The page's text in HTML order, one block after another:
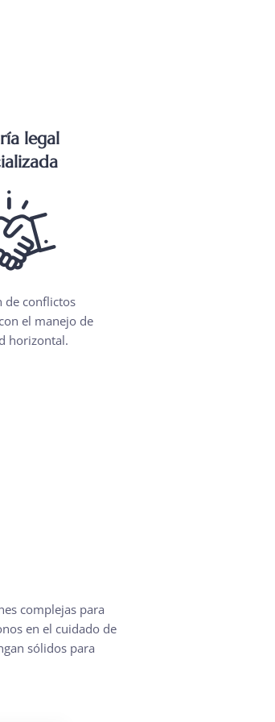
legal
de conflictos
el manejo de
horizontal.
complejas para
en el cuidado de
sólidos para